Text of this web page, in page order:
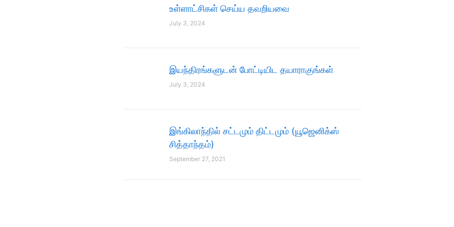
உள்ளாட்சிகள் செய்ய தவறியவை
July 3, 2024
இயந்திரங்களுடன் போட்டியிட தயாராகுங்கள்
July 3, 2024
இங்கிலாந்தில் சட்டமும் திட்டமும் (யூஜெனிக்ஸ்
சித்தாந்தம்)
September 27, 2021